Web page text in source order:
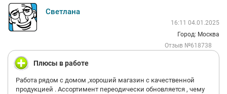
Светлана
16:11 04.01.2025
Город: Москва
Отзыв №618738
Плюсы в работе
Работа рядом с домом ,хороший магазин с качественной
продукцией . Ассортимент переодически обновляется , чему